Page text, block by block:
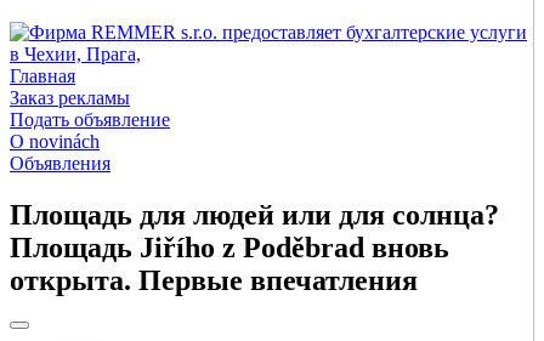
Главная
Заказ рекламы
Подать объявление
O novinách
Объявления
Площадь для людей или для солнца?
Площадь Jiřího z Poděbrad вновь
открыта. Первые впечатления